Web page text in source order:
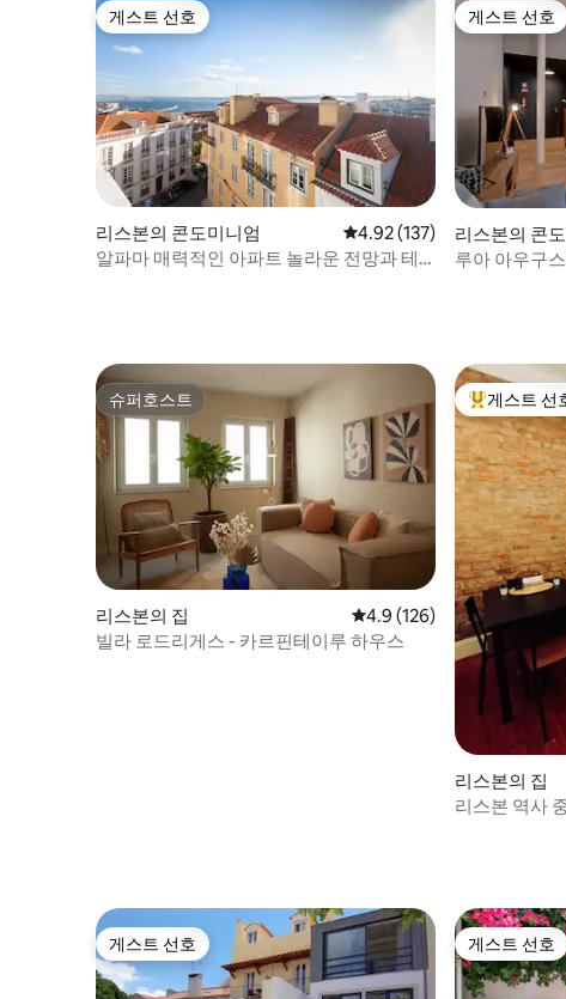
게스트 선호
게스트 선호
리스본의 콘도미니엄 평점 4.92점(5점 만점), 후기
4.92 (137)
알파마 매력적인 아파트 놀라운 전망과 테
게스트 선호
게스트 선호
리스본의 콘
루아 아우구
개 숙소, 엘
슈퍼호스트
슈퍼호스트
리스본의 집 평점 4.9점(5점 만점), 후기
4.9 (126)
빌라 로드리게스 - 카르핀테이루 하우스
상위 게스트
게스트 선
리스본의 집
리스본 역사
게스트 선호
게스트 선호 게스트 선호
게스트 선호